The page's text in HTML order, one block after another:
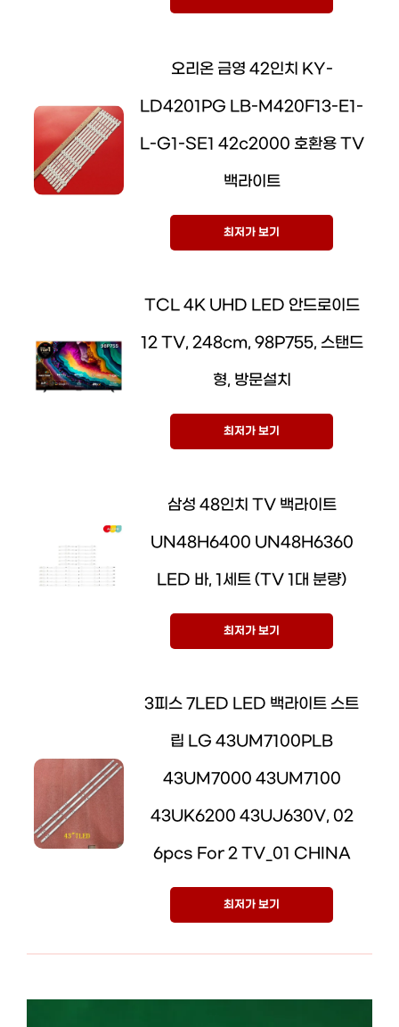
오리온 금영 42인치 KY-
LD4201PG LB-M420F13-E1-
L-G1-SE1 42c2000 호환용 TV
백라이트
최저가 보기
TCL 4K UHD LED 안드로이드
12 TV, 248cm, 98P755, 스탠드
형, 방문설치
최저가 보기
삼성 48인치 TV 백라이트
UN48H6400 UN48H6360
LED 바, 1세트 (TV 1대 분량)
최저가 보기
3피스 7LED LED 백라이트 스트
립 LG 43UM7100PLB
43UM7000 43UM7100
43UK6200 43UJ630V, 02
6pcs For 2 TV_01 CHINA
최저가 보기